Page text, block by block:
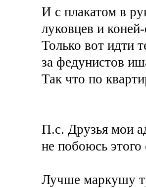
И с плакатом в
луковцев и
Только вот идти
за федунистов
Так что по
П.с. Друзья мои
не побоюсь этого
Лучше маркушу